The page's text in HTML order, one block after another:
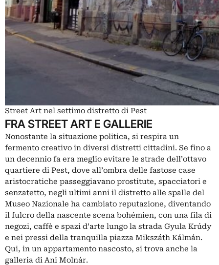
Street Art nel settimo distretto di Pest
FRA STREET ART E GALLERIE
Nonostante la situazione politica, si respira un
fermento creativo in diversi distretti cittadini. Se fino a
un decennio fa era meglio evitare le strade dell’ottavo
quartiere di Pest, dove all’ombra delle fastose case
aristocratiche passeggiavano prostitute, spacciatori e
senzatetto, negli ultimi anni il distretto alle spalle del
Museo Nazionale ha cambiato reputazione, diventando
il fulcro della nascente scena bohémien, con una fila di
negozi, caffè e spazi d’arte lungo la strada Gyula Krúdy
e nei pressi della tranquilla piazza Mikszáth Kálmán.
Qui, in un appartamento nascosto, si trova anche la
galleria di Ani Molnár.